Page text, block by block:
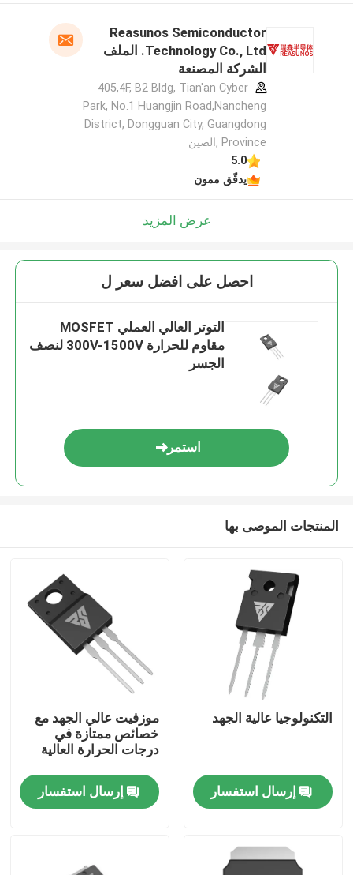
معلومات عنا
Reasunos Semiconductor
Technology Co., Ltd. الملف
الشركة المصنعة
405,4F, B2 Bldg, Tian'an Cyber
Park, No.1 Huangjin Road,Nancheng
District, Dongguan City, Guangdong
Province ,الصين
5.0
يدقّق ممون
عرض المزيد
احصل على افضل سعر ل
التوتر العالي العملي MOSFET
مقاوم للحرارة 300V-1500V لنصف
الجسر
استمر
المنتجات الموصى بها
التكنولوجيا عالية الجهد
إرسال استفسار
موزفيت عالي الجهد مع
خصائص ممتازة في
درجات الحرارة العالية
إرسال استفسار